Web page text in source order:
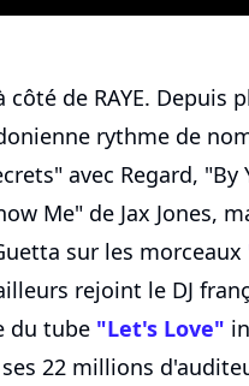
de RAYE. Depuis
rythme de
avec Regard, "By
Me" de Jax Jones,
sur les morceaux
rejoint le DJ
du tube "Let's Love"
22 millions